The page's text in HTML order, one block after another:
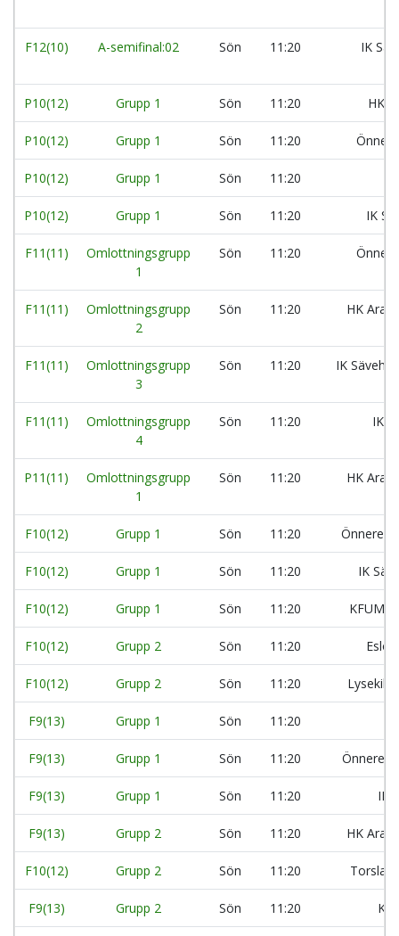
F12(10) A-semifinal:02 Sön 11:20 IK
P10(12) Grupp 1 Sön 11:20 HK
P10(12) Grupp 1 Sön 11:20
P10(12) Grupp 1 Sön 11:20
P10(12) Grupp 1 Sön 11:20 IK
F11(11)
Omlottningsgrupp
1
Sön 11:20
F11(11)
Omlottningsgrupp
2
Sön 11:20 HK
F11(11)
Omlottningsgrupp
3
Sön 11:20 IK
F11(11)
Omlottningsgrupp
4
Sön 11:20 IK
P11(11)
Omlottningsgrupp
1
Sön 11:20 HK
F10(12) Grupp 1 Sön 11:20
F10(12) Grupp 1 Sön 11:20 IK
F10(12) Grupp 1 Sön 11:20 KFUM
F10(12) Grupp 2 Sön 11:20
F10(12) Grupp 2 Sön 11:20 Lysekils
F9(13) Grupp 1 Sön 11:20
F9(13) Grupp 1 Sön 11:20
F9(13) Grupp 1 Sön 11:20 IK
F9(13) Grupp 2 Sön 11:20 HK
F10(12) Grupp 2 Sön 11:20
F9(13) Grupp 2 Sön 11:20